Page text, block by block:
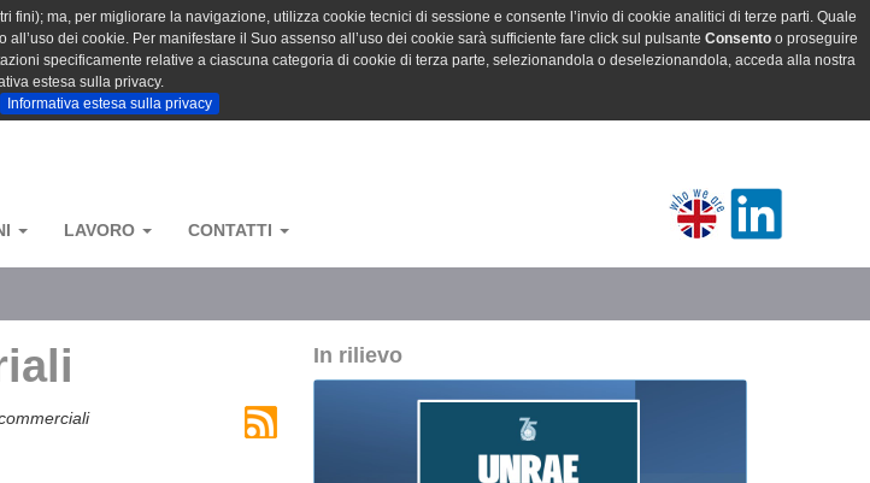
ma, per migliorare la navigazione, utilizza cookie tecnici di sessione e consente l’invio di cookie analitici di terze parti. Quale
dei cookie. Per manifestare il Suo assenso all’uso dei cookie sarà sufficiente fare click sul pulsante Consentoo proseguire
specificamente relative a ciascuna categoria di cookie di terza parte, selezionandola o deselezionandola, acceda alla nostra
estesa sulla privacy.
Informativa estesa sulla privacy
LAVORO CONTATTI
In rilievo